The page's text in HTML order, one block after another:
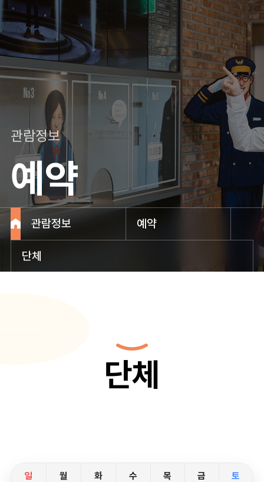
관람정보
예약
관람정보 예약
단체
단체
일 월 화 수 목 금 토